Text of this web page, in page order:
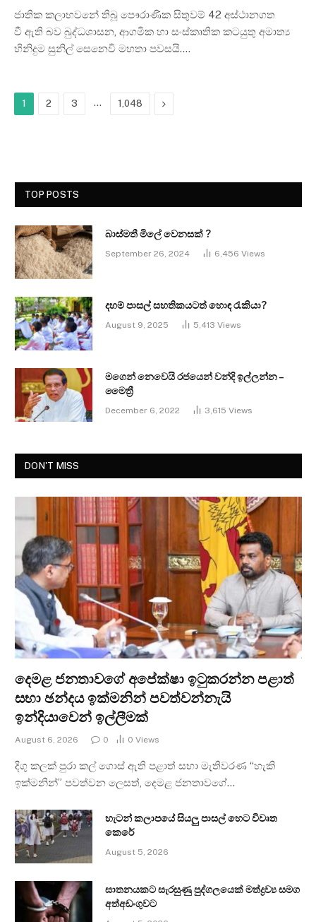
ජාතික කලාභවනේ තිබූ පෞරාණික සිතුවම් 42 අස්ථානගත
වී ඇති බව බුද්ධශාසන, ආගමික හා සංස්කෘතික කටයුතු අමාත්‍ය
හිනිදුම සුනිල් සෙ‍නෙවි මහතා පවසයි.…
1 2 3 … 1,048 Next
TOP POSTS
බාස්මතී මිලේ වෙනසක් ?
September 26, 2024 6,456 Views
දහම් පාසල් සහතිකයටත් හොඳ රැකියා?
August 9, 2025 5,413 Views
මගෙන් නෙවෙයි රජයෙන් වන්දි ඉල්ලන්න –
මෛත්‍රී
December 6, 2022 3,615 Views
DON'T MISS
දෙමළ ජනතාවගේ අපේක්ෂා ඉටුකරන්න පළාත්
සභා ඡන්දය ඉක්මනින් පවත්වන්නැයි
ඉන්දියාවෙන් ඉල්ලීමක්
August 6, 2026 0 0 Views
දිගු කලක් පුරා කල් ගොස් ඇති පළාත් සභා මැතිවරණ “හැකි
ඉක්මනින්” පවත්වන ලෙසත්, දෙමළ ජනතාවගේ…
හැටන් කලාපයේ සියලු පාසල් හෙට විවෘත
කෙරේ
August 5, 2026
ඝාතනයකට සැරසුණු පුද්ගලයෙක් මත්ද්‍රව්‍ය සමග
අත්අඩංගුවට